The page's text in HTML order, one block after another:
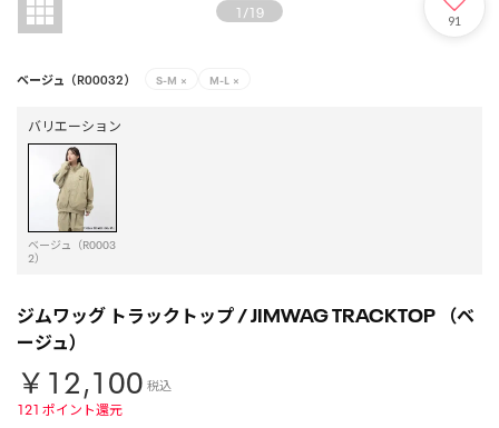
1/19 91
ベージュ（R00032） S-M × M-L ×
バリエーション
ベージュ（R0003
2）
ジムワッグ トラックトップ / JIMWAG TRACKTOP （ベ
ージュ）
￥12,100 税込
121 ポイント還元